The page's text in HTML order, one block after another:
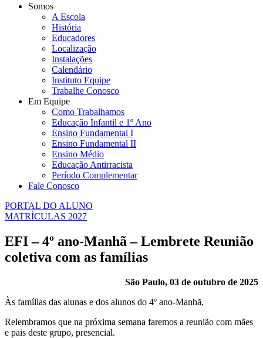
Somos
A Escola
História
Educadores
Localização
Instalações
Calendário
Instituto Equipe
Trabalhe Conosco
Em Equipe
Como Trabalhamos
Educação Infantil e 1º Ano
Ensino Fundamental I
Ensino Fundamental II
Ensino Médio
Educação Antirracista
Período Complementar
Fale Conosco
PORTAL DO ALUNO
MATRÍCULAS 2027
EFI – 4º ano-Manhã – Lembrete Reunião
coletiva com as famílias
São Paulo, 03 de outubro de 2025
Às famílias das alunas e dos alunos do 4º ano-Manhã,
Relembramos que na próxima semana faremos a reunião com mães
e pais deste grupo, presencial.